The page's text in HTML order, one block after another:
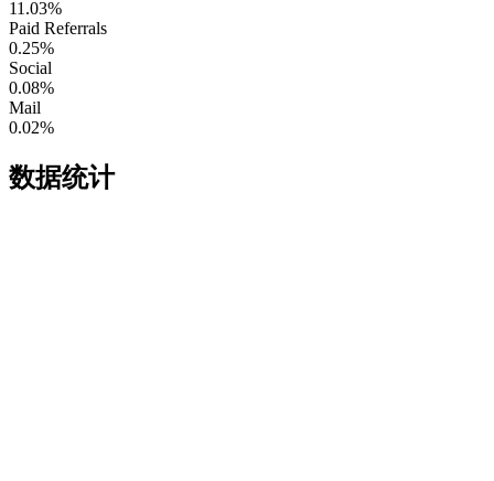
11.03%
Paid Referrals
0.25%
Social
0.08%
Mail
0.02%
数据统计